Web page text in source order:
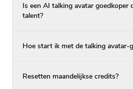
Is een AI talking avatar goedkoper
talent?
Hoe start ik met de talking avatar-
Resetten maandelijkse credits?